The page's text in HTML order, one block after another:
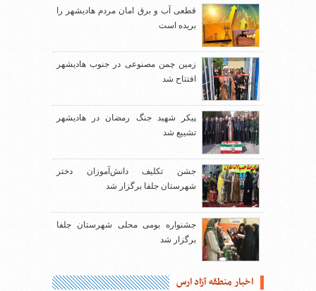
قطعی آب و برق امان مردم هادیشهر را
بریده است
زمین چمن مصنوعی در جنوب هادیشهر
افتتاح شد
پیکر شهید جنگ رمضان در هادیشهر
تشییع شد
جشن تکلیف دانش‌آموزان دختر
شهرستان جلفا برگزار شد
جشنواره بومی محلی شهرستان جلفا
برگزار شد
اخبار منطقه آزاد ارس